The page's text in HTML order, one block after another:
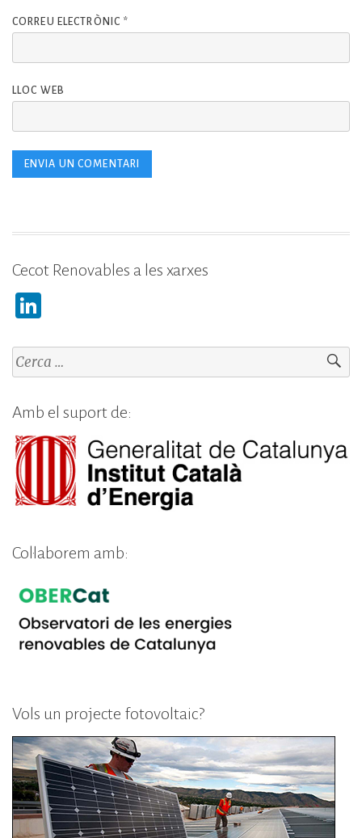
CORREU ELECTRÒNIC *
LLOC WEB
Cecot Renovables a les xarxes
k
e
dI
n
Cerca:
Amb el suport de:
Col·laborem amb:
Vols un projecte fotovoltaic?